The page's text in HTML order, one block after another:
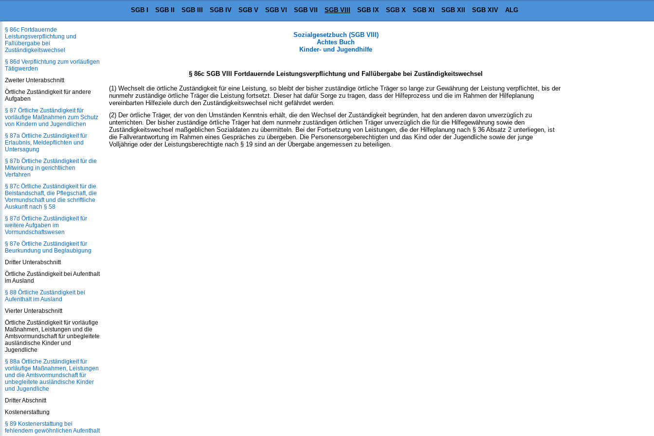
SGB I SGB II SGB III SGB IV SGB V SGB VI SGB VII SGB VIII SGB IX SGB X SGB XI SGB XII SGB XIV ALG
Sozialgesetzbuch (SGB VIII)
Achtes Buch
Kinder- und Jugendhilfe
§ 86c SGB VIII Fortdauernde Leistungsverpflichtung und Fallübergabe bei Zuständigkeitswechsel
(1) Wechselt die örtliche Zuständigkeit für eine Leistung, so bleibt der bisher zuständige örtliche Träger so lange zur Gewährung der Leistung verpflichtet, bis der
nunmehr zuständige örtliche Träger die Leistung fortsetzt. Dieser hat dafür Sorge zu tragen, dass der Hilfeprozess und die im Rahmen der Hilfeplanung
vereinbarten Hilfeziele durch den Zuständigkeitswechsel nicht gefährdet werden.
(2) Der örtliche Träger, der von den Umständen Kenntnis erhält, die den Wechsel der Zuständigkeit begründen, hat den anderen davon unverzüglich zu
unterrichten. Der bisher zuständige örtliche Träger hat dem nunmehr zuständigen örtlichen Träger unverzüglich die für die Hilfegewährung sowie den
Zuständigkeitswechsel maßgeblichen Sozialdaten zu übermitteln. Bei der Fortsetzung von Leistungen, die der Hilfeplanung nach § 36 Absatz 2 unterliegen, ist
die Fallverantwortung im Rahmen eines Gespräches zu übergeben. Die Personensorgeberechtigten und das Kind oder der Jugendliche sowie der junge
Volljährige oder der Leistungsberechtigte nach § 19 sind an der Übergabe angemessen zu beteiligen.
§ 86c Fortdauernde
Leistungsverpflichtung und
Fallübergabe bei
Zuständigkeitswechsel
§ 86d Verpflichtung zum vorläufigen
Tätigwerden
Zweiter Unterabschnitt
Örtliche Zuständigkeit für andere
Aufgaben
§ 87 Örtliche Zuständigkeit für
vorläufige Maßnahmen zum Schutz
von Kindern und Jugendlichen
§ 87a Örtliche Zuständigkeit für
Erlaubnis, Meldepflichten und
Untersagung
§ 87b Örtliche Zuständigkeit für die
Mitwirkung in gerichtlichen
Verfahren
§ 87c Örtliche Zuständigkeit für die
Beistandschaft, die Pflegschaft, die
Vormundschaft und die schriftliche
Auskunft nach § 58
§ 87d Örtliche Zuständigkeit für
weitere Aufgaben im
Vormundschaftswesen
§ 87e Örtliche Zuständigkeit für
Beurkundung und Beglaubigung
Dritter Unterabschnitt
Örtliche Zuständigkeit bei Aufenthalt
im Ausland
§ 88 Örtliche Zuständigkeit bei
Aufenthalt im Ausland
Vierter Unterabschnitt
Örtliche Zuständigkeit für vorläufige
Maßnahmen, Leistungen und die
Amtsvormundschaft für unbegleitete
ausländische Kinder und
Jugendliche
§ 88a Örtliche Zuständigkeit für
vorläufige Maßnahmen, Leistungen
und die Amtsvormundschaft für
unbegleitete ausländische Kinder
und Jugendliche
Dritter Abschnitt
Kostenerstattung
§ 89 Kostenerstattung bei
fehlendem gewöhnlichen Aufenthalt